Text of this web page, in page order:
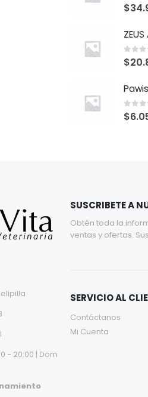
0 out
$
0 out
$
0 out
$
- 20:00 | Dom
SUSCRIBETE A
Obtén toda la
ventas y ofertas.
SERVICIO AL
Contáctanos
Mi Cuenta